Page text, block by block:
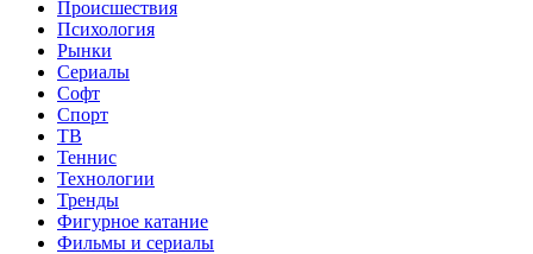
Происшествия
Психология
Рынки
Сериалы
Софт
Спорт
ТВ
Теннис
Технологии
Тренды
Фигурное катание
Фильмы и сериалы